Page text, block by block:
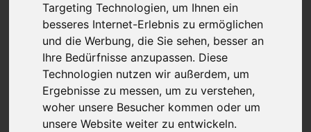
Targeting Technologien, um Ihnen ein
besseres Internet-Erlebnis zu ermöglichen
und die Werbung, die Sie sehen, besser an
Ihre Bedürfnisse anzupassen. Diese
Technologien nutzen wir außerdem, um
Ergebnisse zu messen, um zu verstehen,
woher unsere Besucher kommen oder um
unsere Website weiter zu entwickeln.
Produkt empfehlen
Kein Preis bekannt
Das gewünschte Produkt ist derzeit bei keinem unserer Partner
erhältlich.